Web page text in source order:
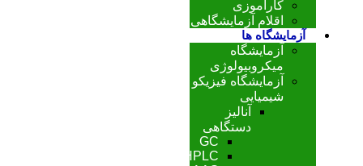
کارآموزی
اقلام آزمایشگاهی
آزمایشگاه ها
آزمایشگاه
میکروبیولوژی
آزمایشگاه فیزیکو
شیمیایی
آنالیز
دستگاهی
GC
HPLC